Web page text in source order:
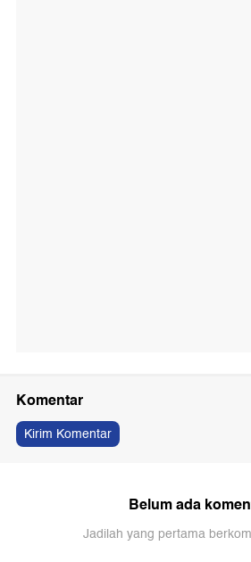
Komentar
Kirim Komentar
Belum ada
Jadilah yang pertama